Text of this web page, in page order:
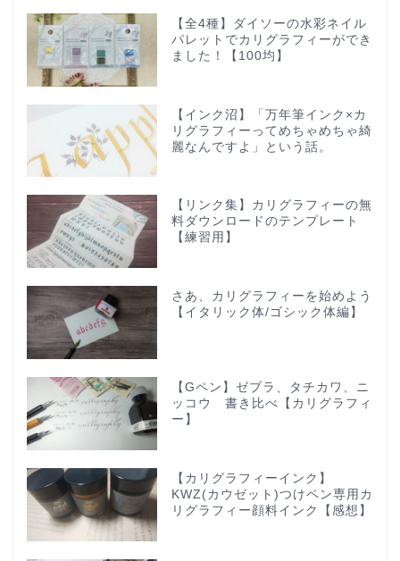
【全4種】ダイソーの水彩ネイル
パレットでカリグラフィーができ
ました！【100均】
【インク沼】「万年筆インク×カ
リグラフィーってめちゃめちゃ綺
麗なんですよ」という話。
【リンク集】カリグラフィーの無
料ダウンロードのテンプレート
【練習用】
さあ、カリグラフィーを始めよう
【イタリック体/ゴシック体編】
【Gペン】ゼブラ、タチカワ、ニ
ッコウ 書き比べ【カリグラフィ
ー】
【カリグラフィーインク】
KWZ(カウゼット)つけペン専用カ
リグラフィー顔料インク【感想】